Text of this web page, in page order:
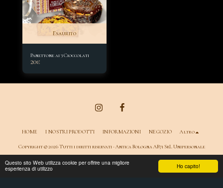
Ho capito!
Questo sito Web utilizza cookie per offrire una migliore
esperienza di utilizzo
Esaurito
Panettone ai 3 Cioccolati
20€
HOME I NOSTRI PRODOTTI INFORMAZIONI NEGOZIO Altro
Copyright © 2026 Tutti i diritti riservati -Antica Bologna AB71 SrL Unipersonale
Condizioni|Privacy e Cookie Policy|Accessibilità